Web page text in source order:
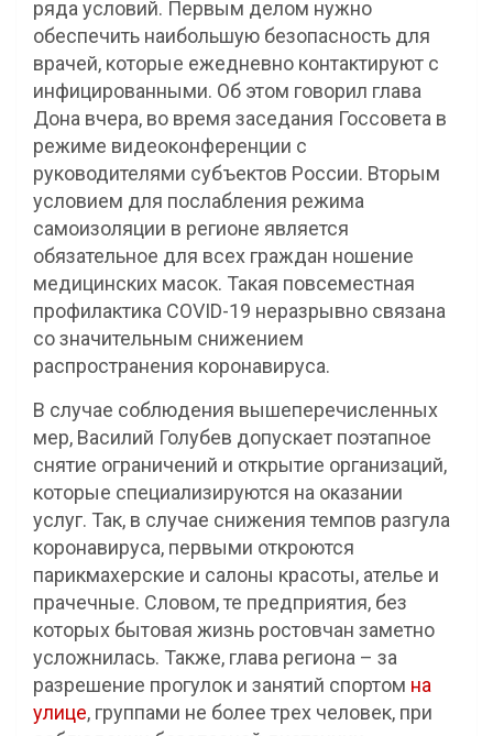
ряда условий. Первым делом нужно
обеспечить наибольшую безопасность для
врачей, которые ежедневно контактируют с
инфицированными. Об этом говорил глава
Дона вчера, во время заседания Госсовета в
режиме видеоконференции с
руководителями субъектов России. Вторым
условием для послабления режима
самоизоляции в регионе является
обязательное для всех граждан ношение
медицинских масок. Такая повсеместная
профилактика COVID-19 неразрывно связана
со значительным снижением
распространения коронавируса.
В случае соблюдения вышеперечисленных
мер, Василий Голубев допускает поэтапное
снятие ограничений и открытие организаций,
которые специализируются на оказании
услуг. Так, в случае снижения темпов разгула
коронавируса, первыми откроются
парикмахерские и салоны красоты, ателье и
прачечные. Словом, те предприятия, без
которых бытовая жизнь ростовчан заметно
усложнилась. Также, глава региона – за
разрешение прогулок и занятий спортом на
улице, группами не более трех человек, при